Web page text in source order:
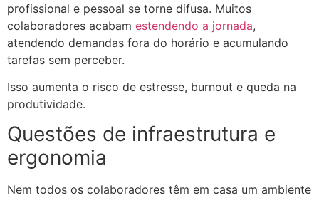
profissional e pessoal se torne difusa. Muitos
colaboradores acabam estendendo a jornada,
atendendo demandas fora do horário e acumulando
tarefas sem perceber.
Isso aumenta o risco de estresse, burnout e queda na
produtividade.
Questões de infraestrutura e
ergonomia
Nem todos os colaboradores têm em casa um ambiente